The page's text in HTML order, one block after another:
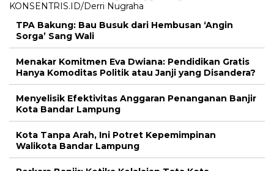
TPA Bakung: Bau Busuk dari Hembusan ‘Angin
Sorga’ Sang Wali
Menakar Komitmen Eva Dwiana: Pendidikan Gratis
Hanya Komoditas Politik atau Janji yang Disandera?
Menyelisik Efektivitas Anggaran Penanganan Banjir
Kota Bandar Lampung
Kota Tanpa Arah, Ini Potret Kepemimpinan
Walikota Bandar Lampung